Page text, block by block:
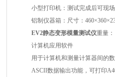
小型打印机：测试完成后可现
铝制仪器箱：尺寸：
EV2静态变形模量测试仪重量
计算机应用软件
用于计算机和测量计算器间的
ASCII数据输出功能，可打印